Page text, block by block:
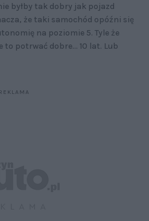
byłby tak dobry jak pojazd
że taki samochód opóźni się
na poziomie 5. Tyle że
to potrwać dobre… 10 lat. Lub